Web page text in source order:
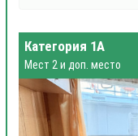
Категория 1А
Мест 2 и доп. место